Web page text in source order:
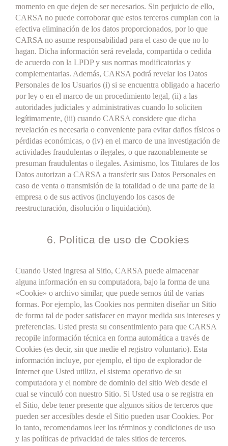
momento en que dejen de ser necesarios. Sin perjuicio de ello,
CARSA no puede corroborar que estos terceros cumplan con la
efectiva eliminación de los datos proporcionados, por lo que
CARSA no asume responsabilidad para el caso de que no lo
hagan. Dicha información será revelada, compartida o cedida
de acuerdo con la LPDP y sus normas modificatorias y
complementarias. Además, CARSA podrá revelar los Datos
Personales de los Usuarios (i) si se encuentra obligado a hacerlo
por ley o en el marco de un procedimiento legal, (ii) a las
autoridades judiciales y administrativas cuando lo soliciten
legítimamente, (iii) cuando CARSA considere que dicha
revelación es necesaria o conveniente para evitar daños físicos o
pérdidas económicas, o (iv) en el marco de una investigación de
actividades fraudulentas o ilegales, o que razonablemente se
presuman fraudulentas o ilegales. Asimismo, los Titulares de los
Datos autorizan a CARSA a transferir sus Datos Personales en
caso de venta o transmisión de la totalidad o de una parte de la
empresa o de sus activos (incluyendo los casos de
reestructuración, disolución o liquidación).
6. Política de uso de Cookies
Cuando Usted ingresa al Sitio, CARSA puede almacenar
alguna información en su computadora, bajo la forma de una
«Cookie» o archivo similar, que puede sernos útil de varias
formas. Por ejemplo, las Cookies nos permiten diseñar un Sitio
de forma tal de poder satisfacer en mayor medida sus intereses y
preferencias. Usted presta su consentimiento para que CARSA
recopile información técnica en forma automática a través de
Cookies (es decir, sin que medie el registro voluntario). Esta
información incluye, por ejemplo, el tipo de explorador de
Internet que Usted utiliza, el sistema operativo de su
computadora y el nombre de dominio del sitio Web desde el
cual se vinculó con nuestro Sitio. Si Usted usa o se registra en
el Sitio, debe tener presente que algunos sitios de terceros que
pueden ser accesibles desde el Sitio pueden usar Cookies. Por
lo tanto, recomendamos leer los términos y condiciones de uso
y las políticas de privacidad de tales sitios de terceros.